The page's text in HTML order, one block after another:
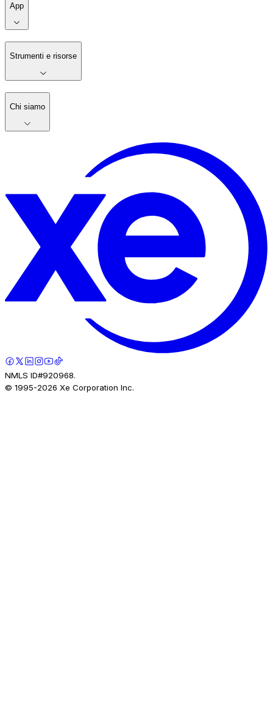
App
Strumenti e risorse
Chi siamo
NMLS ID#920968.
© 1995-2026 Xe Corporation Inc.